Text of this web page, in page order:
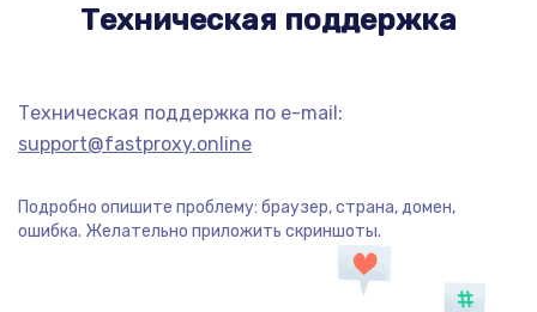
Техническая поддержка
Техническая поддержка по e-mail:
support@fastproxy.online
Подробно опишите проблему: браузер, страна, домен,
ошибка. Желательно приложить скриншоты.